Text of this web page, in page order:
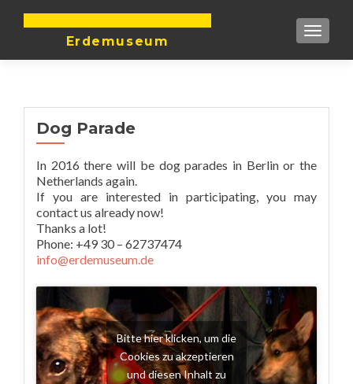
Erdemuseum
Dog Parade
In 2016 there will be dog parades in Berlin or the
Netherlands again.
If you are interested in participating, you may
contact us already now!
Thanks a lot!
Phone: +49 30 – 62737474
info@erdemuseum.de
Bitte hier klicken, um die
Cookies zu akzeptieren
und diesen Inhalt zu